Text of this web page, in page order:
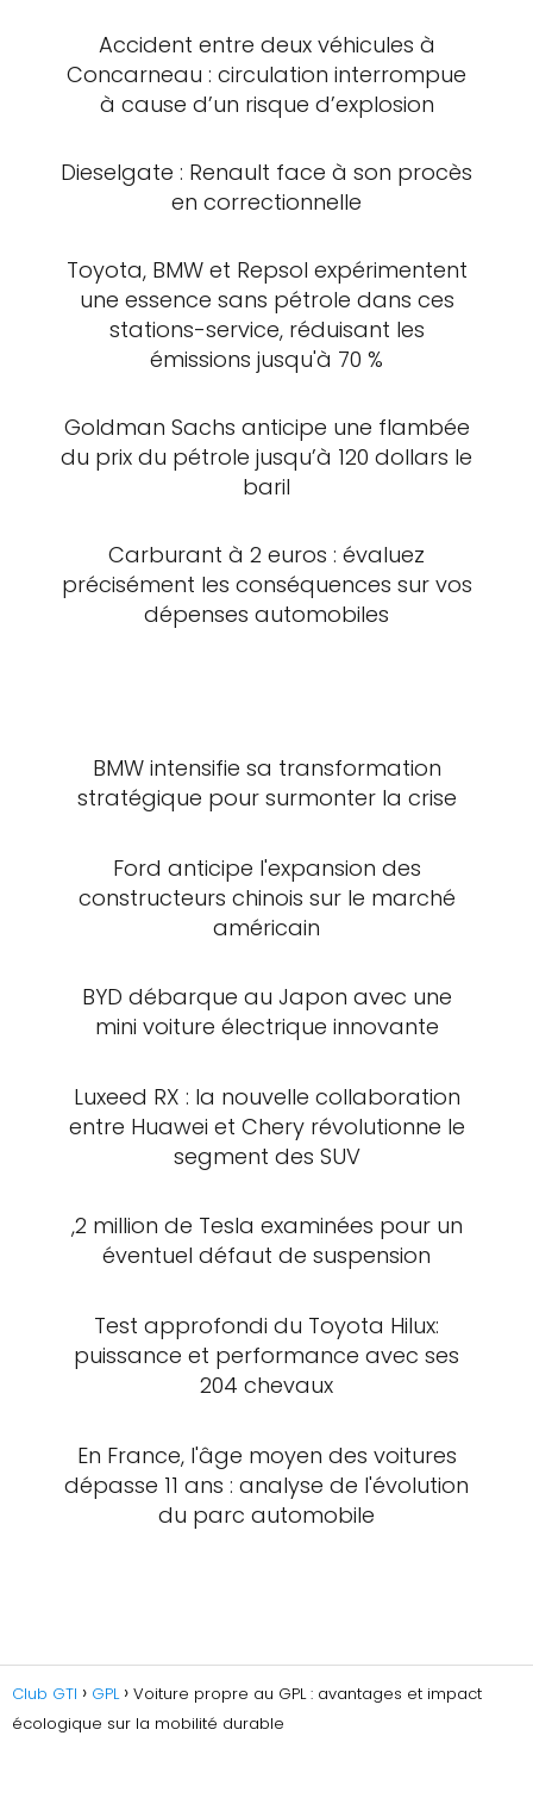
Accident entre deux véhicules à
Concarneau : circulation interrompue
à cause d’un risque d’explosion
Dieselgate : Renault face à son procès
en correctionnelle
Toyota, BMW et Repsol expérimentent
une essence sans pétrole dans ces
stations-service, réduisant les
émissions jusqu'à 70 %
Goldman Sachs anticipe une flambée
du prix du pétrole jusqu’à 120 dollars le
baril
Carburant à 2 euros : évaluez
précisément les conséquences sur vos
dépenses automobiles
BMW intensifie sa transformation
stratégique pour surmonter la crise
Ford anticipe l'expansion des
constructeurs chinois sur le marché
américain
BYD débarque au Japon avec une
mini voiture électrique innovante
Luxeed RX : la nouvelle collaboration
entre Huawei et Chery révolutionne le
segment des SUV
,2 million de Tesla examinées pour un
éventuel défaut de suspension
Test approfondi du Toyota Hilux:
puissance et performance avec ses
204 chevaux
En France, l'âge moyen des voitures
dépasse 11 ans : analyse de l'évolution
du parc automobile
Club GTI GPL
Voiture propre au GPL : avantages et impact
écologique sur la mobilité durable